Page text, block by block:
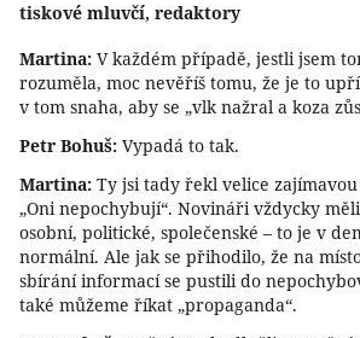
tiskové mluvčí, redaktory
Martina: V každém případě, jestli jsem
rozuměla, moc nevěříš tomu, že je to
v tom snaha, aby se „vlk nažral a koza
Petr Bohuš: Vypadá to tak.
Martina: Ty jsi tady řekl velice
„Oni nepochybují“. Novináři vždycky
osobní, politické, společenské – to je v
normální. Ale jak se přihodilo, že na
sbírání informací se pustili do
také můžeme říkat „propaganda“.